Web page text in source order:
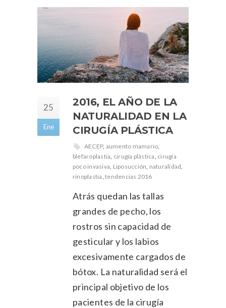
25
Ene
2016, EL AÑO DE LA
NATURALIDAD EN LA
CIRUGÍA PLÁSTICA
AECEP, aumento mamario,
blefaroplastia, cirugía plástica, cirugía
poco invasiva, Liposucción, naturalidad,
rinoplastia,tendencias 2016
Atrás quedan las tallas
grandes de pecho, los
rostros sin capacidad de
gesticular y los labios
excesivamente cargados de
bótox. La naturalidad será el
principal objetivo de los
pacientes de la cirugía